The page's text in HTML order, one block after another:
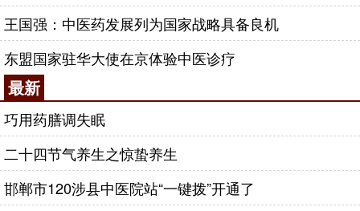
王国强：中医药发展列为国家战略具备良机
东盟国家驻华大使在京体验中医诊疗
最新
巧用药膳调失眠
二十四节气养生之惊蛰养生
邯郸市120涉县中医院站“一键拨”开通了